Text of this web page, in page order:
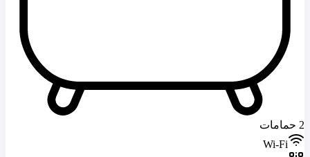
2 حمامات
Wi-Fi